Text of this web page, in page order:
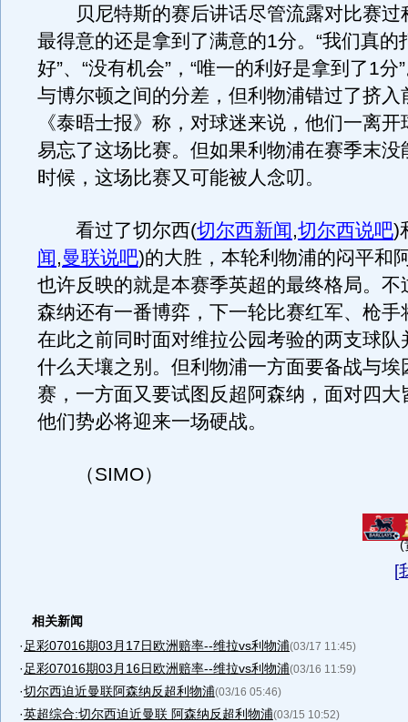
贝尼特斯的赛后讲话尽管流露对比赛过
最得意的还是拿到了满意的1分。“我们真的
好”、“没有机会”，“唯一的利好是拿到了1分
与博尔顿之间的分差，但利物浦错过了挤入
《泰晤士报》称，对球迷来说，他们一离
易忘了这场比赛。但如果利物浦在赛季末没
时候，这场比赛又可能被人念叨。
看过了切尔西(切尔西新闻,切尔西说吧)
闻,曼联说吧)的大胜，本轮利物浦的闷平和
也许反映的就是本赛季英超的最终格局。不
森纳还有一番博弈，下一轮比赛红军、枪手
在此之前同时面对维拉公园考验的两支球队
什么天壤之别。但利物浦一方面要备战与埃
赛，一方面又要试图反超阿森纳，面对四大
他们势必将迎来一场硬战。
（SIMO）
(
[
相关新闻
· 足彩07016期03月17日欧洲赔率--维拉vs利物浦(03/17 11:45)
· 足彩07016期03月16日欧洲赔率--维拉vs利物浦(03/16 11:59)
·切尔西迫近曼联阿森纳反超利物浦(03/16 05:46)
·英超综合:切尔西迫近曼联 阿森纳反超利物浦(03/15 10:52)